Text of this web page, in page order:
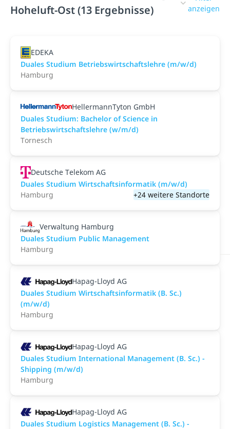
Hoheluft-Ost (13 Ergebnisse)
anzeigen
EDEKA
Duales Studium Betriebswirtschaftslehre (m/w/d)
Hamburg
HellermannTyton GmbH
Duales Studium: Bachelor of Science in
Betriebswirtschaftslehre (w/m/d)
Tornesch
Deutsche Telekom AG
Duales Studium Wirtschaftsinformatik (m/w/d)
Hamburg
+24 weitere Standorte
Verwaltung Hamburg
Duales Studium Public Management
Hamburg
Hapag-Lloyd AG
Duales Studium Wirtschaftsinformatik (B. Sc.)
(m/w/d)
Hamburg
Hapag-Lloyd AG
Duales Studium International Management (B. Sc.) -
Shipping (m/w/d)
Hamburg
Hapag-Lloyd AG
Duales Studium Logistics Management (B. Sc.) -